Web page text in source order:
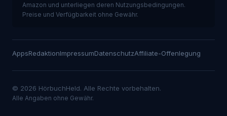
Amazon und unterliegen deren Nutzungsbedingungen.
Preise und Verfügbarkeit ohne Gewähr.
AppsRedaktionImpressumDatenschutzAffiliate-Offenlegung
© 2026 HörbuchHeld. Alle Rechte vorbehalten.
Alle Angaben ohne Gewähr.